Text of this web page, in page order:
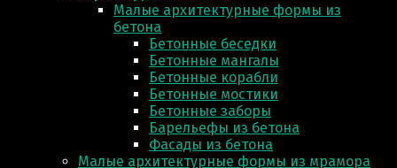
Малые архитектурные формы из
бетона
Бетонные беседки
Бетонные мангалы
Бетонные корабли
Бетонные мостики
Бетонные заборы
Барельефы из бетона
Фасады из бетона
Малые архитектурные формы из мрамора